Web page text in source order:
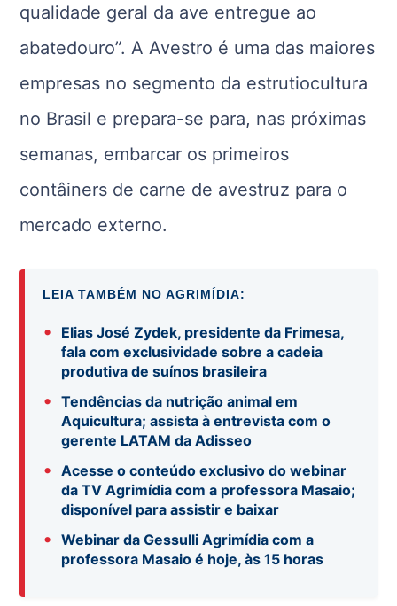
qualidade geral da ave entregue ao
abatedouro”. A Avestro é uma das maiores
empresas no segmento da estrutiocultura
no Brasil e prepara-se para, nas próximas
semanas, embarcar os primeiros
contâiners de carne de avestruz para o
mercado externo.
LEIA TAMBÉM NO AGRIMÍDIA:
•
Elias José Zydek, presidente da Frimesa,
fala com exclusividade sobre a cadeia
produtiva de suínos brasileira
•
Tendências da nutrição animal em
Aquicultura; assista à entrevista com o
gerente LATAM da Adisseo
•
Acesse o conteúdo exclusivo do webinar
da TV Agrimídia com a professora Masaio;
disponível para assistir e baixar
•
Webinar da Gessulli Agrimídia com a
professora Masaio é hoje, às 15 horas